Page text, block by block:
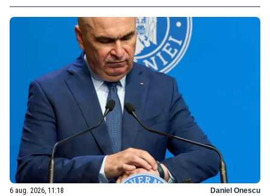
6 aug. 2026, 11:18 Daniel Onescu